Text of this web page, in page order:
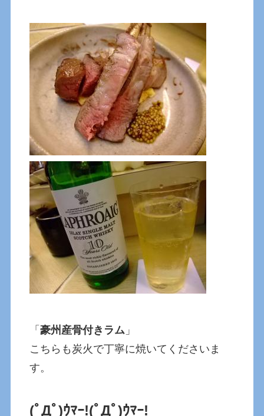
「豪州産骨付きラム 」
こちらも炭火で丁寧に焼いてくださいま
す。
(ﾟДﾟ)ｳﾏｰ!(ﾟДﾟ)ｳﾏｰ!